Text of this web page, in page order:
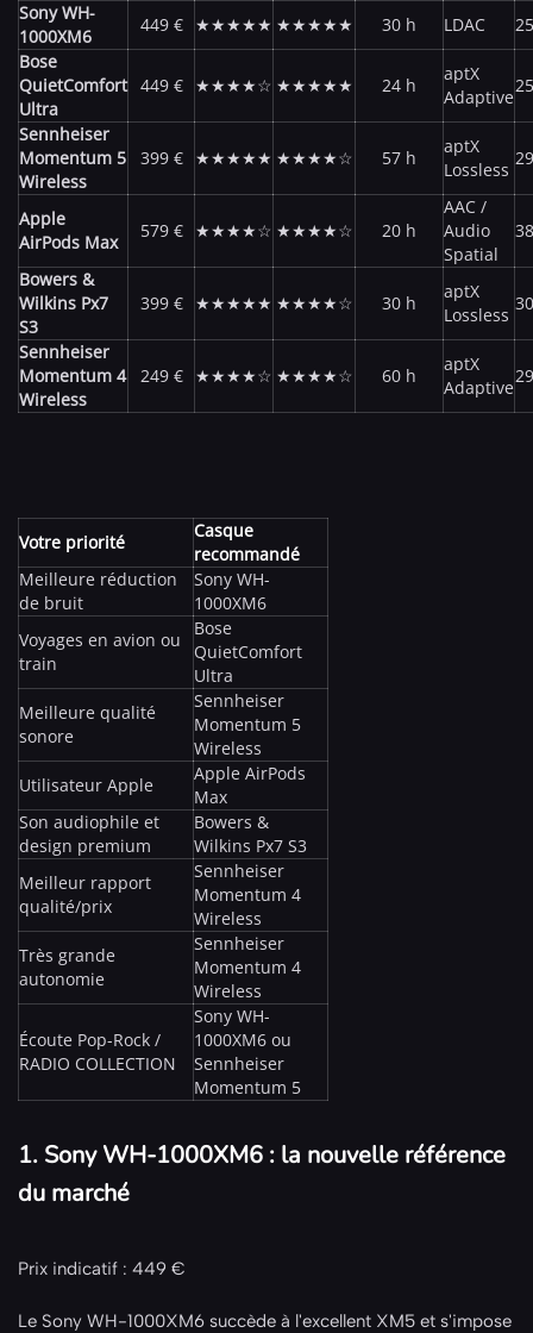
Sony WH-
1000XM6
449 € ★★★★★ ★★★★★ 30 h LDAC
Bose
QuietComfort
Ultra
449 € ★★★★☆ ★★★★★ 24 h
aptX
Adaptive
Sennheiser
Momentum 5
Wireless
399 € ★★★★★ ★★★★☆ 57 h
aptX
Lossless
Apple
AirPods Max
579 € ★★★★☆ ★★★★☆ 20 h
AAC /
Audio
Spatial
Bowers &
Wilkins Px7
S3
399 € ★★★★★ ★★★★☆ 30 h
aptX
Lossless
Sennheiser
Momentum 4
Wireless
249 € ★★★★☆ ★★★★☆ 60 h
aptX
Adaptive
Votre priorité
Casque
recommandé
Meilleure réduction
de bruit
Sony WH-
1000XM6
Voyages en avion ou
train
Bose
QuietComfort
Ultra
Meilleure qualité
sonore
Sennheiser
Momentum 5
Wireless
Utilisateur Apple
Apple AirPods
Max
Son audiophile et
design premium
Bowers &
Wilkins Px7 S3
Meilleur rapport
qualité/prix
Sennheiser
Momentum 4
Wireless
Très grande
autonomie
Sennheiser
Momentum 4
Wireless
Écoute Pop-Rock /
RADIO COLLECTION
Sony WH-
1000XM6 ou
Sennheiser
Momentum 5
1. Sony WH-1000XM6 : la nouvelle référence
du marché
Prix indicatif : 449 €
Le Sony WH-1000XM6 succède à l'excellent XM5 et s'impose